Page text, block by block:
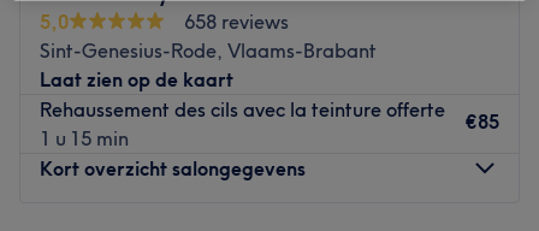
5,0
658 reviews
Sint-Genesius-Rode, Vlaams-Brabant
Laat zien op de kaart
Rehaussement des cils avec la teinture offerte
1 u 15 min
€85
Kort overzicht salongegevens